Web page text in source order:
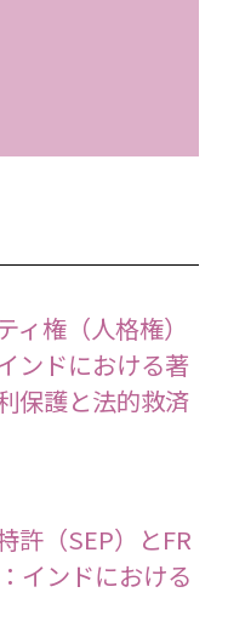
ィ権（人格権）
ンドにおける著
保護と法的救済
許（SEP）とFR
インドにおける